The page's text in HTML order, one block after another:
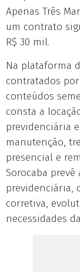
Apenas Três
um contrato
R$ 30 mil.
Na plataforma
contratados
conteúdos
consta a
previdenciária
manutenção,
presencial e
Sorocaba
previdenciária,
corretiva,
necessidades